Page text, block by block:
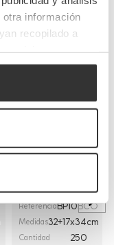
información
recopilado a
Bolsa Papel
plana interior
ReferenciaBP10BCO
Medidas32+17x34cm
Cantidad
250